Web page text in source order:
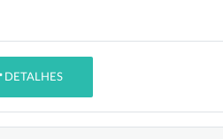
DETALHES